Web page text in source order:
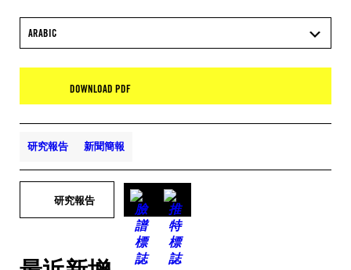
ARABIC
DOWNLOAD PDF
研究報告 新聞簡報
研究報告